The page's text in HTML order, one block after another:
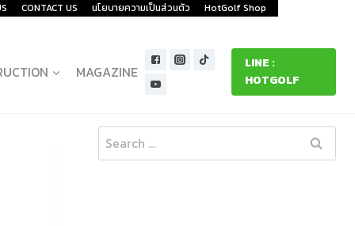
CONTACT US นโยบายความเป็นส่วนตัว HotGolf Shop
MAGAZINE
LINE :
HOTGOLF
Search
for: